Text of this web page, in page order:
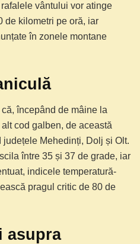
vântului vor atinge
de kilometri pe oră, iar
în zonele montane
începând de mâine la
cod galben, de această
Mehedinți, Dolj și Olt.
între 35 și 37 de grade, iar
indicele temperatură-
pragul critic de 80 de
asupra